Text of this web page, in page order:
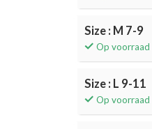
Size : M 7-9
Op voorraad
Size : L 9-11
Op voorraad